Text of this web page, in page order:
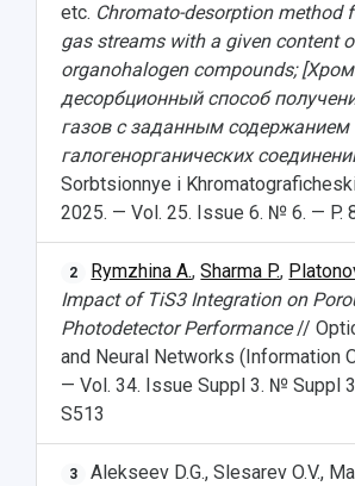
НАЗАД
Об университете
История
Новости
Главные новости
Образование
Почему я выбираю Самарский
Научно-исследовательская
Основные научные
etc. Chromato-desorption method
gas streams with a given content
organohalogen compounds;
десорбционный способ
газов с заданным содержанием
галогенорганических
Sorbtsionnye i
2025. — Vol. 25. Issue 6. № 6. — P.
2 Rymzhina A.,Sharma P.,
Impact of TiS3 Integration on
Photodetector Performance//
and Neural Networks (Information
— Vol. 34. Issue Suppl 3. № Suppl
S513
3
Alekseev D.G., Slesarev O.V.,